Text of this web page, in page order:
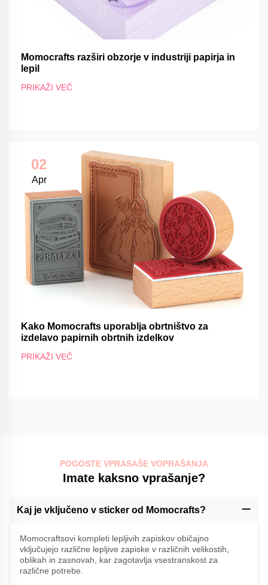
Momocrafts razširi obzorje v industriji papirja in
lepil
PRIKAŽI VEČ
02
Apr
Kako Momocrafts uporablja obrtništvo za
izdelavo papirnih obrtnih izdelkov
PRIKAŽI VEČ
POGOSTE VPRASAŠE VOPRAŠANJA
Imate kaksno vprašanje?
Kaj je vključeno v sticker od Momocrafts?
Momocraftsovi kompleti lepljivih zapiskov običajno
vključujejo različne lepljive zapiske v različnih velikostih,
oblikah in zasnovah, kar zagotavlja vsestranskost za
različne potrebe.